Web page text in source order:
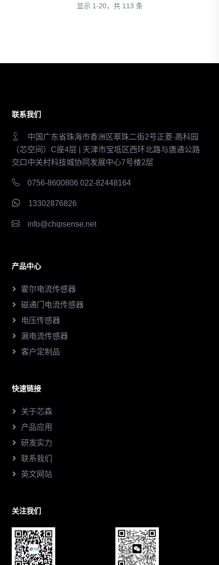
显示 1-20，共 113 条
联系我们
中国广东省珠海市香洲区翠珠二街2号正菱·高科园
（芯空间）C座4层 | 天津市宝坻区西环北路与唐通公路
交口中关村科技城协同发展中心7号楼2层
0756-8600806 022-82448164
13302876826
info@chipsense.net
产品中心
霍尔电流传感器
磁通门电流传感器
电压传感器
漏电流传感器
客户定制品
快速链接
关于芯森
产品应用
研发实力
联系我们
英文网站
关注我们